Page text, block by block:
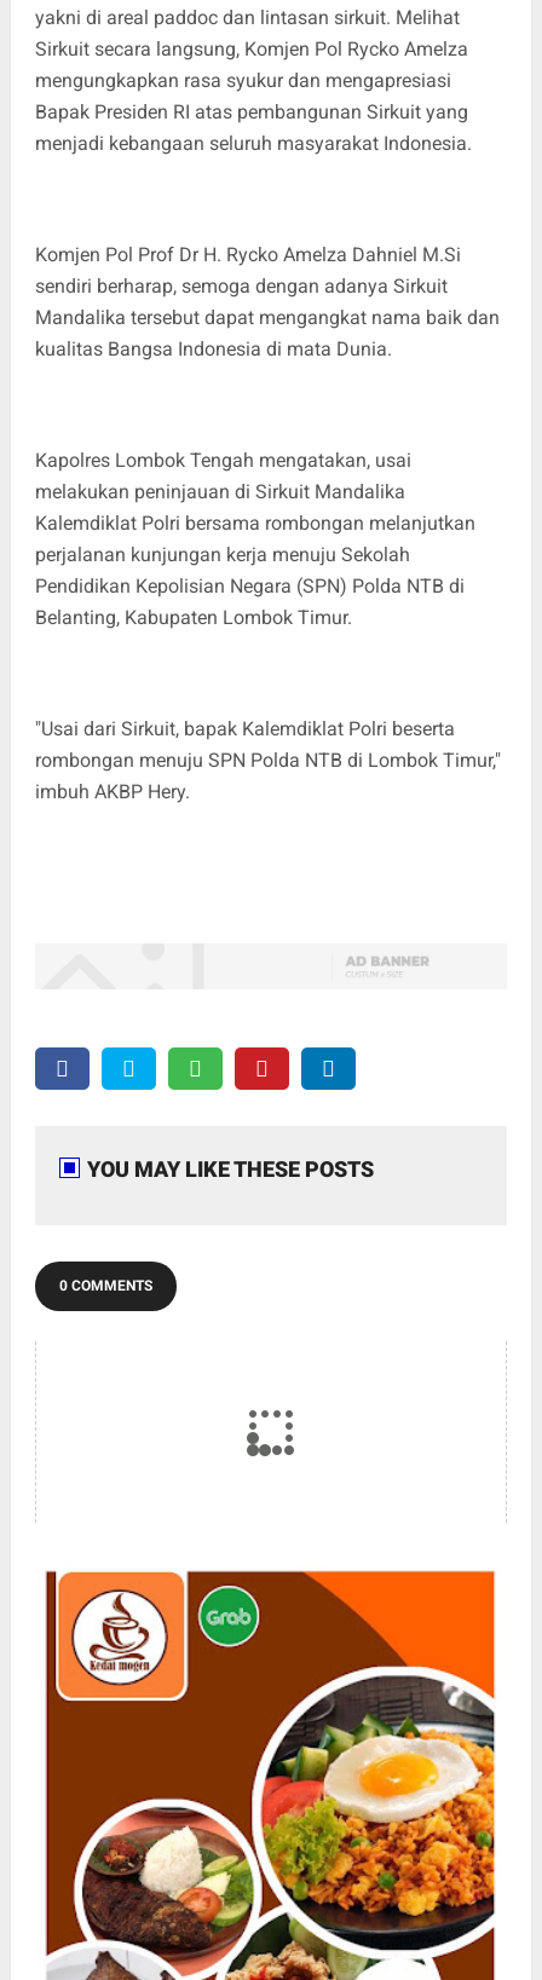
yakni di areal paddoc dan lintasan sirkuit. Melihat
Sirkuit secara langsung, Komjen Pol Rycko Amelza
mengungkapkan rasa syukur dan mengapresiasi
Bapak Presiden RI atas pembangunan Sirkuit yang
menjadi kebangaan seluruh masyarakat Indonesia.
Komjen Pol Prof Dr H. Rycko Amelza Dahniel M.Si
sendiri berharap, semoga dengan adanya Sirkuit
Mandalika tersebut dapat mengangkat nama baik dan
kualitas Bangsa Indonesia di mata Dunia.
Kapolres Lombok Tengah mengatakan, usai
melakukan peninjauan di Sirkuit Mandalika
Kalemdiklat Polri bersama rombongan melanjutkan
perjalanan kunjungan kerja menuju Sekolah
Pendidikan Kepolisian Negara (SPN) Polda NTB di
Belanting, Kabupaten Lombok Timur.
"Usai dari Sirkuit, bapak Kalemdiklat Polri beserta
rombongan menuju SPN Polda NTB di Lombok Timur,"
imbuh AKBP Hery.
YOU MAY LIKE THESE POSTS
0 COMMENTS